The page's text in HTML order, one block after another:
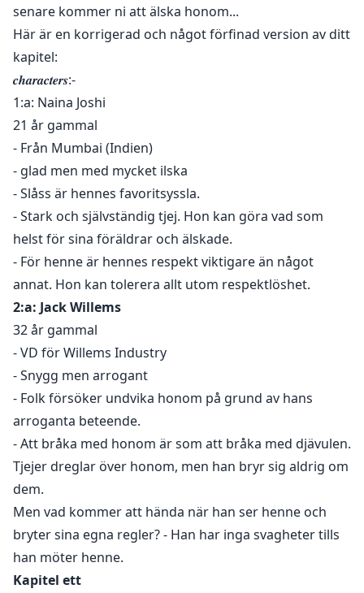
senare kommer ni att älska honom...
Här är en korrigerad och något förfinad version av ditt
kapitel:
𝒄𝒉𝒂𝒓𝒂𝒄𝒕𝒆𝒓𝒔:-
1:a: Naina Joshi
21 år gammal
- Från Mumbai (Indien)
- glad men med mycket ilska
- Slåss är hennes favoritsyssla.
- Stark och självständig tjej. Hon kan göra vad som
helst för sina föräldrar och älskade.
- För henne är hennes respekt viktigare än något
annat. Hon kan tolerera allt utom respektlöshet.
2:a: Jack Willems
32 år gammal
- VD för Willems Industry
- Snygg men arrogant
- Folk försöker undvika honom på grund av hans
arroganta beteende.
- Att bråka med honom är som att bråka med djävulen.
Tjejer dreglar över honom, men han bryr sig aldrig om
dem.
Men vad kommer att hända när han ser henne och
bryter sina egna regler? - Han har inga svagheter tills
han möter henne.
Kapitel ett